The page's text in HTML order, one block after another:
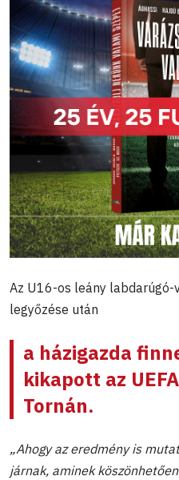
Az U16-os leány
legyőzése után
a házigazda
kikapott az
Tornán.
„Ahogy az eredmény is
járnak, aminek